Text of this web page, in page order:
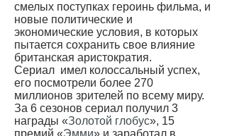
смелых поступках героинь фильма, и
новые политические и
экономические условия, в которых
пытается сохранить свое влияние
британская аристократия.
Сериал имел колоссальный успех,
его посмотрели более 270
миллионов зрителей по всему миру.
За 6 сезонов сериал получил 3
награды «Золотой глобус», 15
премий «Эмми» и заработал в